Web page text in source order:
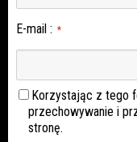
E-mail : *
Korzystając z tego
przechowywanie i
stronę.